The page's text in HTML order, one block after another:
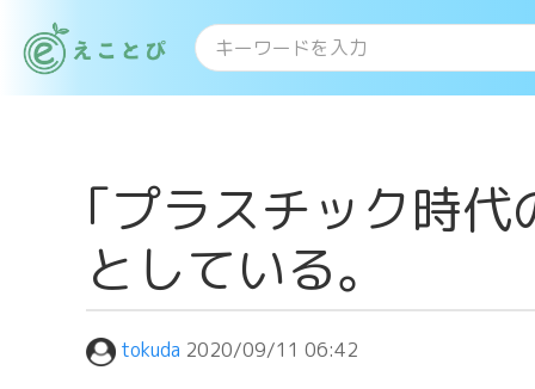
｢プラスチック時
としている。
tokuda 2020/09/11 06:42